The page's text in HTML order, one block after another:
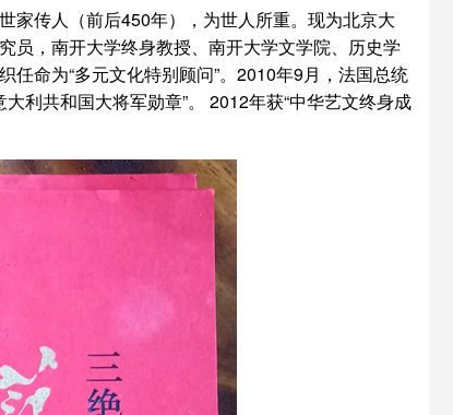
家传人（前后450年），为世人所重。现为北京大
员，南开大学终身教授、南开大学文学院、历史学
命为“多元文化特别顾问”。2010年9月，法国总统
利共和国大将军勋章”。 2012年获“中华艺文终身成